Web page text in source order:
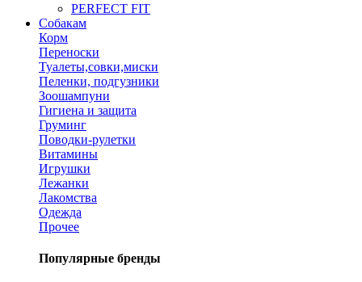
PERFECT FIT
Собакам
Корм
Переноски
Туалеты,совки,миски
Пеленки, подгузники
Зоошампуни
Гигиена и защита
Груминг
Поводки-рулетки
Витамины
Игрушки
Лежанки
Лакомства
Одежда
Прочее
Популярные бренды